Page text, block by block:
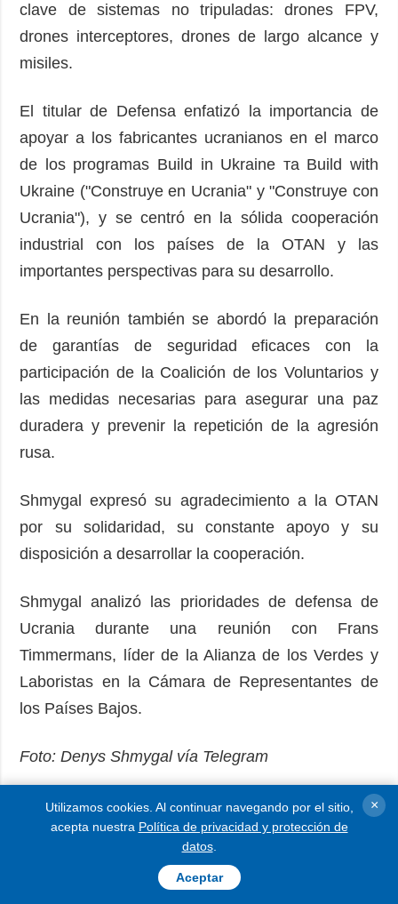
clave de sistemas no tripuladas: drones FPV,
drones interceptores, drones de largo alcance y
misiles.
El titular de Defensa enfatizó la importancia de
apoyar a los fabricantes ucranianos en el marco
de los programas Build in Ukraine та Build with
Ukraine ("Construye en Ucrania" y "Construye con
Ucrania"), y se centró en la sólida cooperación
industrial con los países de la OTAN y las
importantes perspectivas para su desarrollo.
En la reunión también se abordó la preparación
de garantías de seguridad eficaces con la
participación de la Coalición de los Voluntarios y
las medidas necesarias para asegurar una paz
duradera y prevenir la repetición de la agresión
rusa.
Shmygal expresó su agradecimiento a la OTAN
por su solidaridad, su constante apoyo y su
disposición a desarrollar la cooperación.
Shmygal analizó las prioridades de defensa de
Ucrania durante una reunión con Frans
Timmermans, líder de la Alianza de los Verdes y
Laboristas en la Cámara de Representantes de
los Países Bajos.
Foto: Denys Shmygal vía Telegram
LEER MÁS
Utilizamos cookies. Al continuar navegando por el sitio,
acepta nuestra Política de privacidad y protección de
datos.
Aceptar
×